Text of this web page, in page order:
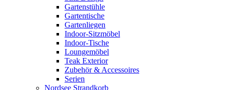
Gartenstühle
Gartentische
Gartenliegen
Indoor-Sitzmöbel
Indoor-Tische
Loungemöbel
Teak Exterior
Zubehör & Accessoires
Serien
Nordsee Strandkorb